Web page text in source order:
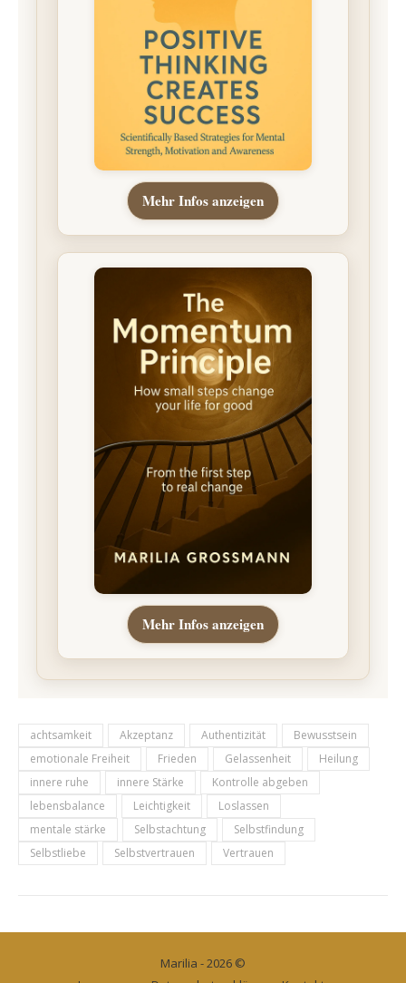
Mehr Infos anzeigen
Mehr Infos anzeigen
achtsamkeit Akzeptanz Authentizität
Bewusstsein
emotionale Freiheit
Frieden Gelassenheit
Heilung
innere ruhe
innere Stärke
Kontrolle abgeben
lebensbalance
Leichtigkeit
Loslassen
mentale stärke
Selbstachtung
Selbstfindung
Selbstliebe
Selbstvertrauen Vertrauen
Marilia - 2026 ©